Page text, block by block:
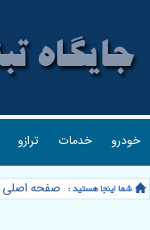
خودرو خدمات ترازو
صفحه اصلی